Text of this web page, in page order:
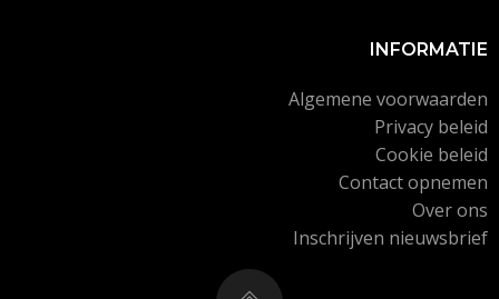
INFORMATIE
Algemene voorwaarden
Privacy beleid
Cookie beleid
Contact opnemen
Over ons
Inschrijven nieuwsbrief